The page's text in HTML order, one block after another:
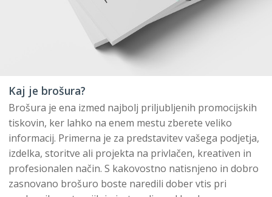
Kaj je brošura?
Brošura je ena izmed najbolj priljubljenih promocijskih
tiskovin, ker lahko na enem mestu zberete veliko
informacij. Primerna je za predstavitev vašega podjetja,
izdelka, storitve ali projekta na privlačen, kreativen in
profesionalen način. S kakovostno natisnjeno in dobro
zasnovano brošuro boste naredili dober vtis pri